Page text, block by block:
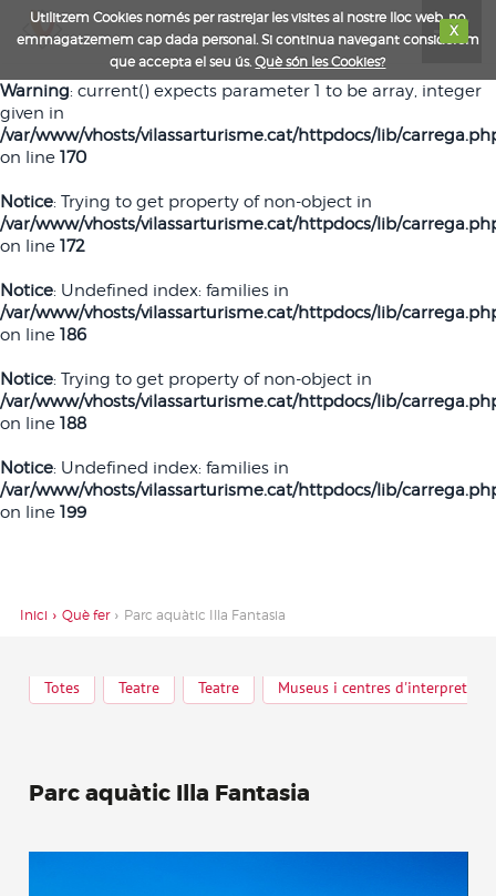
Utilitzem Cookies només per rastrejar les visites al nostre lloc web, no
emmagatzemem cap dada personal. Si continua navegant considerem
que accepta el seu ús.
X
Què són les Cookies?
Warning: current() expects parameter 1 to be array, integer
given in
/var/www/vhosts/vilassarturisme.cat/httpdocs/lib/
on line 170
Notice: Trying to get property of non-object in
/var/www/vhosts/vilassarturisme.cat/httpdocs/lib/
on line 172
Notice: Undefined index: families in
/var/www/vhosts/vilassarturisme.cat/httpdocs/lib/
on line 186
Notice: Trying to get property of non-object in
/var/www/vhosts/vilassarturisme.cat/httpdocs/lib/
on line 188
Notice: Undefined index: families in
/var/www/vhosts/vilassarturisme.cat/httpdocs/lib/
on line 199
Toggle
Inici Què fer Parc aquàtic Illa Fantasia
Totes Teatre Teatre Museus i centres d'interpretació
Parc aquàtic Illa Fantasia